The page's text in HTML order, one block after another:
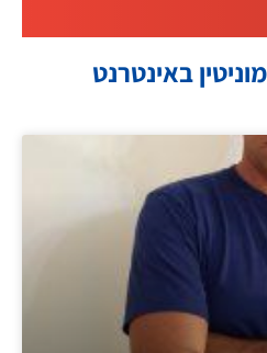
באינטרנט